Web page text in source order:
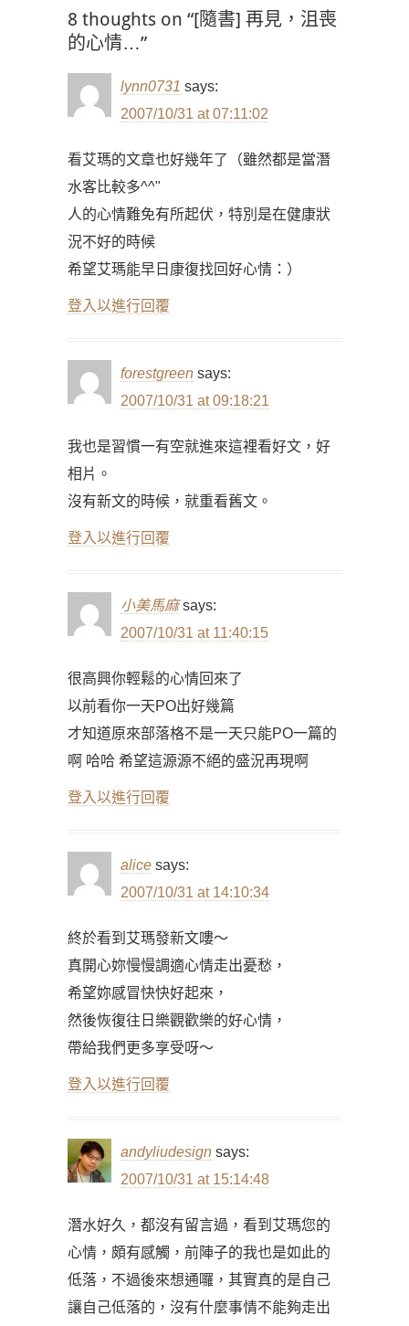
8 thoughts on “[隨書] 再見，沮喪
的心情…”
lynn0731 says:
2007/10/31 at 07:11:02
看艾瑪的文章也好幾年了（雖然都是當潛
水客比較多^^"
人的心情難免有所起伏，特別是在健康狀
況不好的時候
希望艾瑪能早日康復找回好心情：）
登入以進行回覆
forestgreen says:
2007/10/31 at 09:18:21
我也是習慣一有空就進來這裡看好文，好
相片。
沒有新文的時候，就重看舊文。
登入以進行回覆
小美馬麻 says:
2007/10/31 at 11:40:15
很高興你輕鬆的心情回來了
以前看你一天PO出好幾篇
才知道原來部落格不是一天只能PO一篇的
啊 哈哈 希望這源源不絕的盛況再現啊
登入以進行回覆
alice says:
2007/10/31 at 14:10:34
終於看到艾瑪發新文嘍～
真開心妳慢慢調適心情走出憂愁，
希望妳感冒快快好起來，
然後恢復往日樂觀歡樂的好心情，
帶給我們更多享受呀～
登入以進行回覆
andyliudesign says:
2007/10/31 at 15:14:48
潛水好久，都沒有留言過，看到艾瑪您的
心情，頗有感觸，前陣子的我也是如此的
低落，不過後來想通囉，其實真的是自己
讓自己低落的，沒有什麼事情不能夠走出